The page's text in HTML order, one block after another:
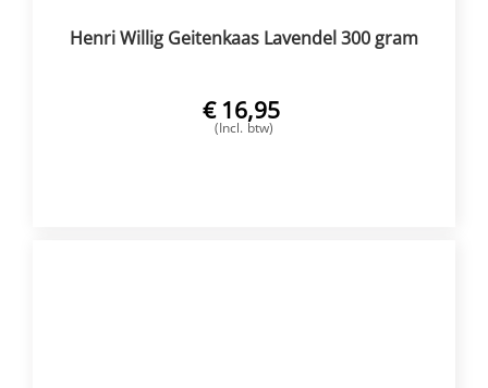
Henri Willig Geitenkaas Lavendel 300 gram
€ 16,95
(Incl. btw)